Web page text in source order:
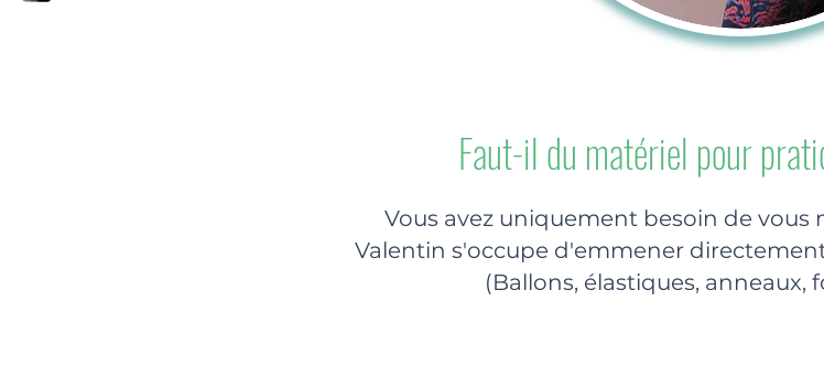
Faut-il du matériel pour
Vous avez uniquement besoin de vous
Valentin s'occupe d'emmener
(Ballons, élastiques, anneaux,